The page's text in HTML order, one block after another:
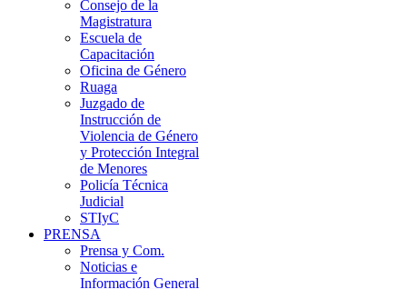
Consejo de la
Magistratura
Escuela de
Capacitación
Oficina de Género
Ruaga
Juzgado de
Instrucción de
Violencia de Género
y Protección Integral
de Menores
Policía Técnica
Judicial
STIyC
PRENSA
Prensa y Com.
Noticias e
Información General